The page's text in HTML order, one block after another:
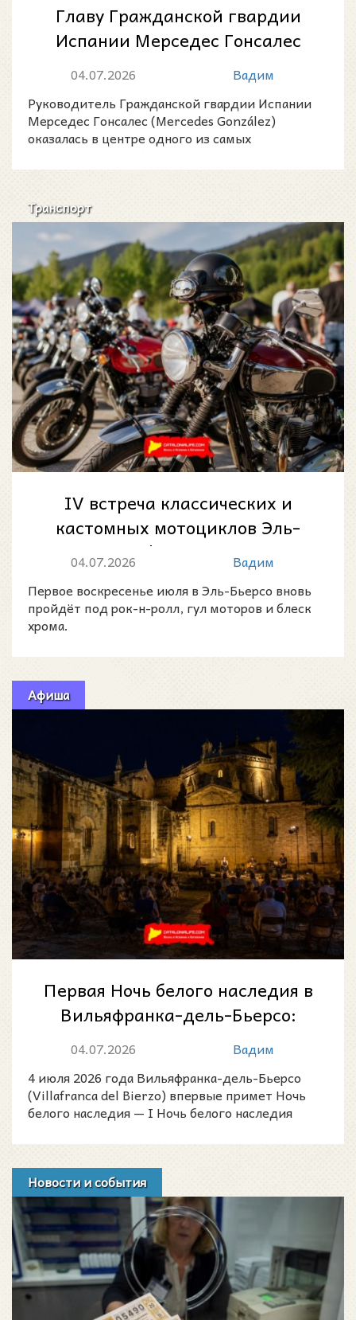
Главу Гражданской гвардии
Испании Мерседес Гонсалес
вызвали в суд по «делу Лейре
Дьес»: в...
04.07.2026
Вадим
Руководитель Гражданской гвардии Испании
Мерседес Гонсалес (Mercedes González)
оказалась в центре одного из самых
Транспорт
IV встреча классических и
кастомных мотоциклов Эль-
Бьерсо в Фольгосо-де-ла-
04.07.2026
Вадим
Первое воскресенье июля в Эль-Бьерсо вновь
пройдёт под рок-н-ролл, гул моторов и блеск
хрома.
Афиша
Первая Ночь белого наследия в
Вильяфранка-дель-Бьерсо:
музыка среди памятников
«Малой Комп...
04.07.2026
Вадим
4 июля 2026 года Вильяфранка-дель-Бьерсо
(Villafranca del Bierzo) впервые примет Ночь
белого наследия — I Ночь белого наследия
Новости и события